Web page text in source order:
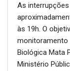
As
às 19h. O
monitoramento
Biológica Mata
Ministério